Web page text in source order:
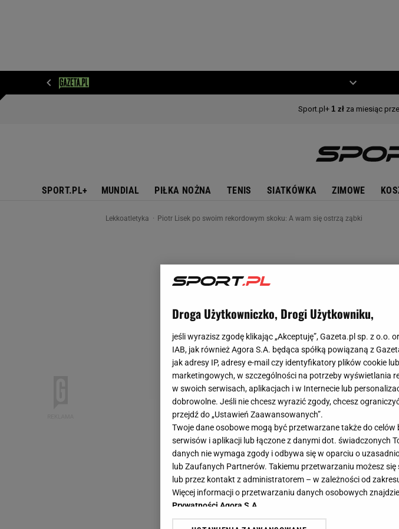
SPORT.PL+ MUNDIAL PIŁKA NOŻNA TENIS SIATKÓWKA ZIMOWE
Lekkoatletyka Piotr Lisek po swoim rekordowym skoku: A wam się ostrzą ząbki
Droga Użytkowniczko, Drogi Użytkowniku,
jeśli wyrazisz zgodę klikając „Akceptuję”, Gazeta.pl sp. z o.o.
IAB, jak również Agora S.A. będąca spółką powiązaną z
jak adresy IP, adresy e-mail czy identyfikatory plików cookie
marketingowych, w szczególności na potrzeby wyświetlania
w swoich serwisach, aplikacjach i w Internecie lub
dobrowolne. Jeśli nie chcesz wyrazić zgody, chcesz
przejdź do „Ustawień Zaawansowanych”.
Twoje dane osobowe mogą być przetwarzane także do
serwisów i aplikacji lub łączone z danymi dot. świadczonych
danych nie wymaga zgody i odbywa się w oparciu o
lub Zaufanych Partnerów. Takiemu przetwarzaniu możesz
lub przez kontakt z administratorem – w zależności od
Więcej informacji o przetwarzaniu danych osobowych
Prywatności Agora S.A.